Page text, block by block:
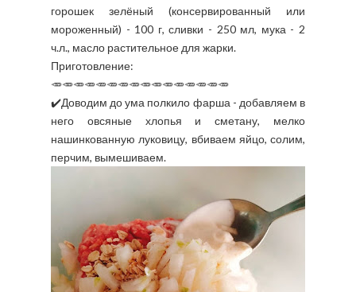
горошек зелёный (консервированный или
мороженный) - 100 г, сливки - 250 мл, мука - 2
ч.л., масло растительное для жарки.
Приготовление:
🥕🥕🥕🥕🥕🥕🥕🥕🥕🥕🥕🥕🥕🥕🥕🥕
✔️Доводим до ума полкило фарша - добавляем в
него овсяные хлопья и сметану, мелко
нашинкованную луковицу, вбиваем яйцо, солим,
перчим, вымешиваем.